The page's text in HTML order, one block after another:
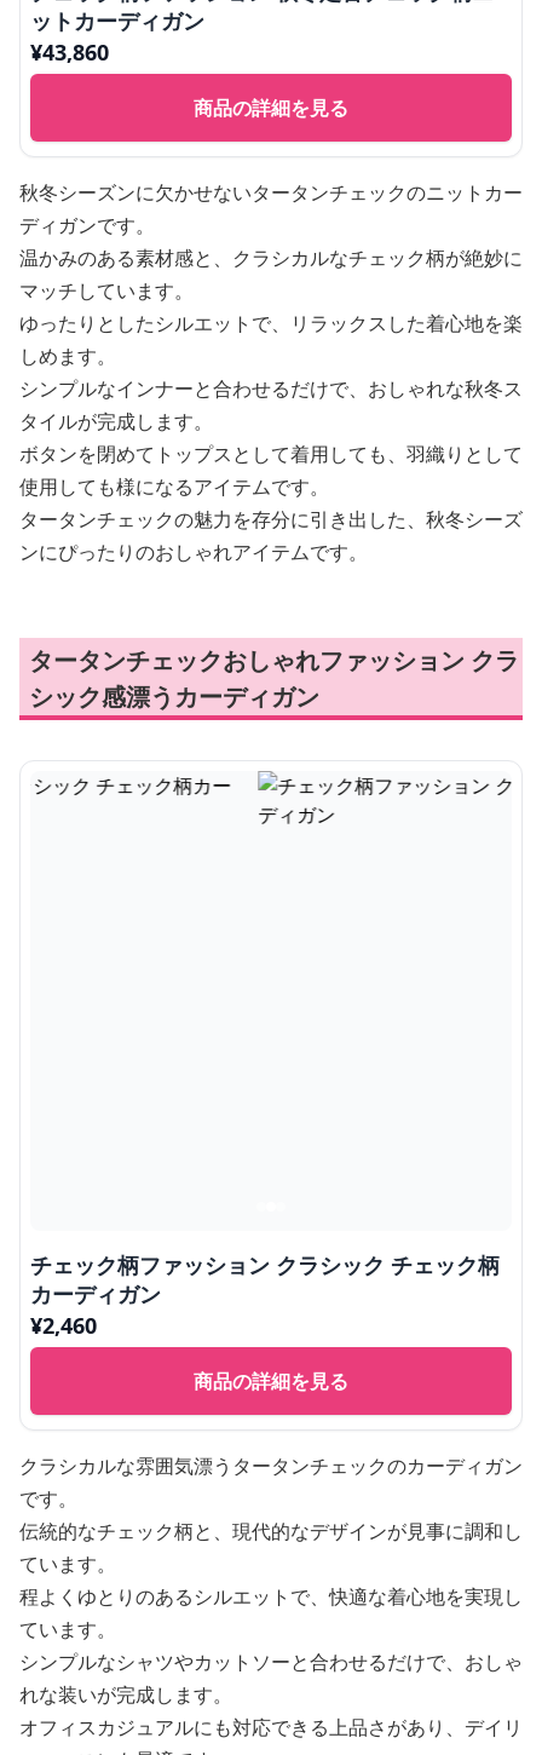
ットカーディガン
¥43,860
商品の詳細を見る
秋冬シーズンに欠かせないタータンチェックのニットカー
ディガンです。
温かみのある素材感と、クラシカルなチェック柄が絶妙に
マッチしています。
ゆったりとしたシルエットで、リラックスした着心地を楽
しめます。
シンプルなインナーと合わせるだけで、おしゃれな秋冬ス
タイルが完成します。
ボタンを閉めてトップスとして着用しても、羽織りとして
使用しても様になるアイテムです。
タータンチェックの魅力を存分に引き出した、秋冬シーズ
ンにぴったりのおしゃれアイテムです。
タータンチェックおしゃれファッション クラ
シック感漂うカーディガン
チェック柄ファッション クラシック チェック柄
カーディガン
¥2,460
商品の詳細を見る
クラシカルな雰囲気漂うタータンチェックのカーディガン
です。
伝統的なチェック柄と、現代的なデザインが見事に調和し
ています。
程よくゆとりのあるシルエットで、快適な着心地を実現し
ています。
シンプルなシャツやカットソーと合わせるだけで、おしゃ
れな装いが完成します。
オフィスカジュアルにも対応できる上品さがあり、デイリ